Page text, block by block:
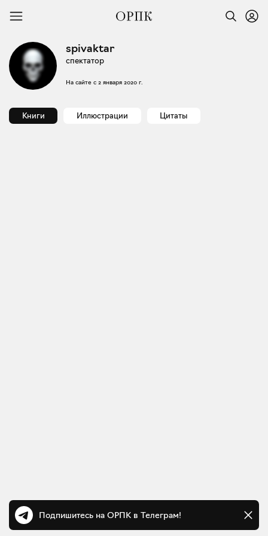
spivaktar
спектатор
На сайте с 2 января 2020 г.
Книги Иллюстрации Цитаты
Подпишитесь на ОРПК в Телеграм!